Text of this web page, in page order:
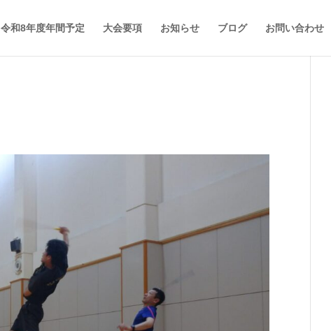
令和8年度年間予定 大会要項 お知らせ ブログ お問い合わせ